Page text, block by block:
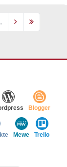
Blogger
Mewe Trello